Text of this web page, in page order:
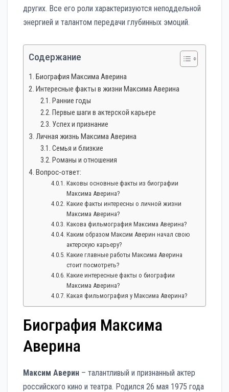
других. Все его роли характеризуются неподдельной
энергией и талантом передачи глубинных эмоций.
Содержание
Биография Максима Аверина
Интересные факты в жизни Максима Аверина
Ранние годы
Первые шаги в актерской карьере
Успех и признание
Личная жизнь Максима Аверина
Семья и близкие
Романы и отношения
Вопрос-ответ:
Каковы основные факты из биографии
Максима Аверина?
Какие факты интересны о личной жизни
Максима Аверина?
Какова фильмография Максима Аверина?
Каким образом Максим Аверин начал свою
актерскую карьеру?
Какие главные работы Максима Аверина
стоит посмотреть?
Какие интересные факты о биографии
Максима Аверина?
Какая фильмография у Максима Аверина?
Биография Максима
Аверина
Максим Аверин – талантливый и признанный актер
российского кино и театра. Родился 26 мая 1975 года